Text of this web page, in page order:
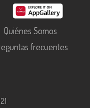
Quiénes Somos
frecuentes